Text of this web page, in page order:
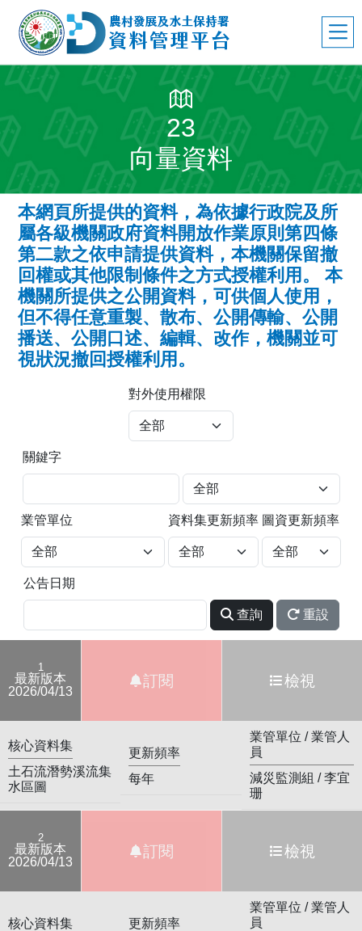
23
向量資料
本網頁所提供的資料，為依據行政院及所
屬各級機關政府資料開放作業原則第四條
第二款之依申請提供資料，本機關保留撤
回權或其他限制條件之方式授權利用。 本
機關所提供之公開資料，可供個人使用，
但不得任意重製、散布、公開傳輸、公開
播送、公開口述、編輯、改作，機關並可
視狀況撤回授權利用。
對外使用權限
關鍵字
業管單位 資料集更新頻率 圖資更新頻率
公告日期
查詢 重設
1
最新版本
2026/04/13
訂閱 檢視
核心資料集
土石流潛勢溪流集
水區圖
更新頻率
每年
業管單位 / 業管人
員
減災監測組 / 李宜
珊
2
最新版本
2026/04/13
訂閱 檢視
核心資料集
更新頻率
業管單位 / 業管人
員